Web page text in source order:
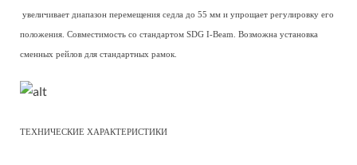
увеличивает диапазон перемещения седла до 55 мм и упрощает регулировку его
положения. Совместимость со стандартом SDG I-Beam. Возможна установка
сменных рейлов для стандартных рамок.
ТЕХНИЧЕСКИЕ ХАРАКТЕРИСТИКИ